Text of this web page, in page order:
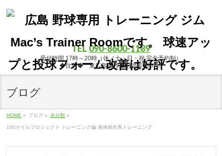
TEL 090-8600-1189
受付時間 17時～20時（休／土・日・祝 完全予約制）
◆住所◆ 東広島市西条町助実1867-5
ブログ
HOME » ブログ » 未分類 »
100マイルプロジェクト トレーニング編 身体操作系トレーニング